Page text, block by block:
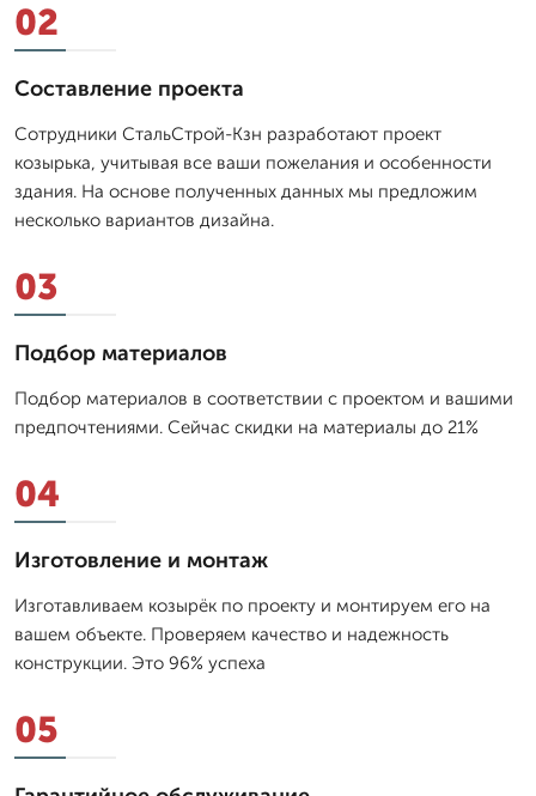
02
Составление проекта
Сотрудники СтальСтрой-Кзн разработают проект
козырька, учитывая все ваши пожелания и особенности
здания. На основе полученных данных мы предложим
несколько вариантов дизайна.
03
Подбор материалов
Подбор материалов в соответствии с проектом и вашими
предпочтениями. Сейчас скидки на материалы до 21%
04
Изготовление и монтаж
Изготавливаем козырёк по проекту и монтируем его на
вашем объекте. Проверяем качество и надежность
конструкции. Это 96% успеха
05